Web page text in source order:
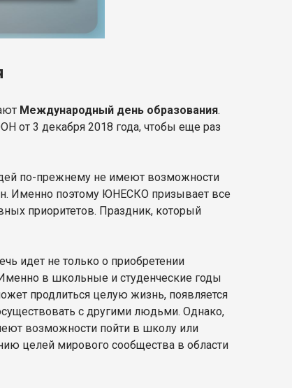
Международный день образования.
от 3 декабря 2018 года, чтобы еще раз
по-прежнему не имеют возможности
Именно поэтому ЮНЕСКО призывает все
приоритетов. Праздник, который
идет не только о приобретении
в школьные и студенческие годы
продлиться целую жизнь, появляется
с другими людьми. Однако,
возможности пойти в школу или
целей мирового сообщества в области